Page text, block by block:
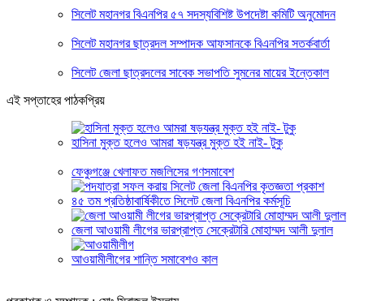
সিলেট মহানগর বিএনপির ৫৭ সদস্যবিশিষ্ট উপদেষ্টা কমিটি অনুমোদন
সিলেট মহানগর ছাত্রদল সম্পাদক আফসানকে বিএনপির সতর্কবার্তা
সিলেট জেলা ছাত্রদলের সাবেক সভাপতি সুমনের মায়ের ইন্তেকাল
এই সপ্তাহের পাঠকপ্রিয়
হাসিনা মুক্ত হলেও আমরা ষড়যন্ত্র মুক্ত হই নাই- টুকু
ফেঞ্চুগঞ্জে খেলাফত মজলিসের গণসমাবেশ
৪৫ তম প্রতিষ্ঠাবার্ষিকীতে সিলেট জেলা বিএনপির কর্মসূচি
জেলা আওয়ামী লীগের ভারপ্রাপ্ত সেক্রেটারি মোহাম্মদ আলী দুলাল
আওয়ামীলীগের শান্তি সমাবেশও কাল